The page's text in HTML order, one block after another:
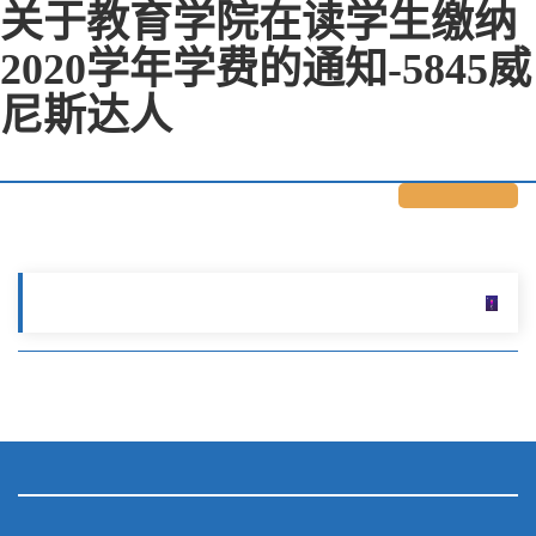
关于教育学院在读学生缴纳
2020学年学费的通知-5845威
尼斯达人